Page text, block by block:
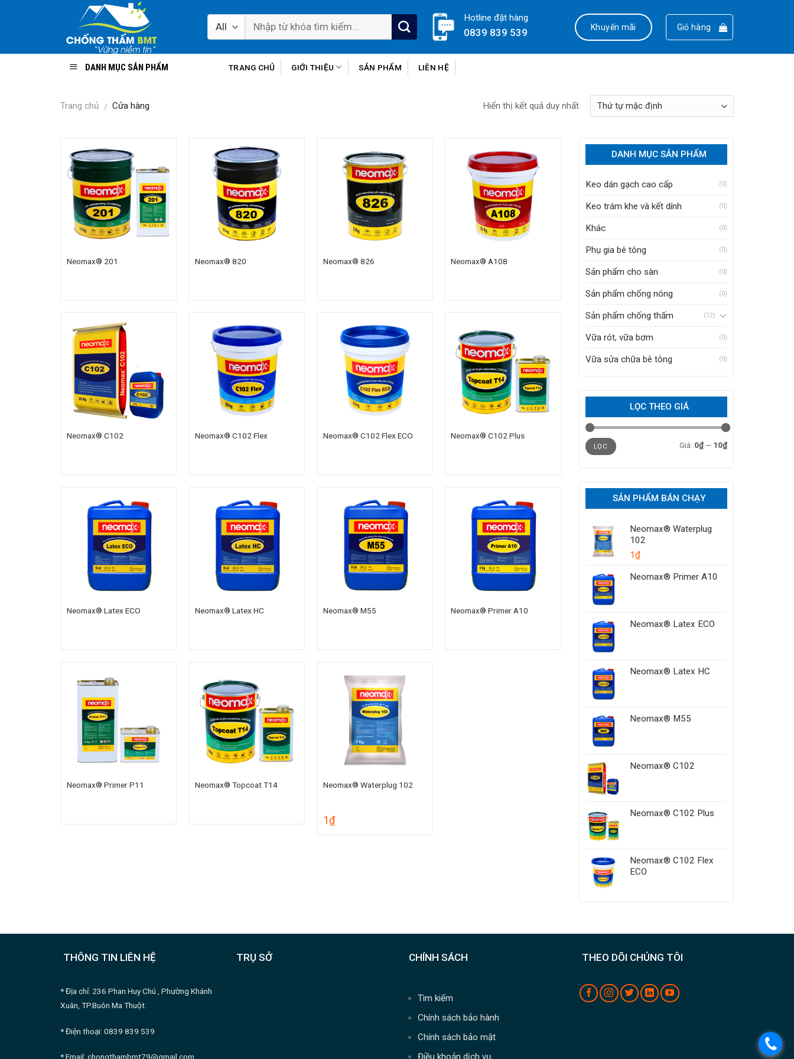
Hotline đặt hàng
0839 839 539 Khuyến mãi Giỏ hàng
DANH MỤC SẢN PHẨM TRANG CHỦ GIỚI THIỆU SẢN PHẨM LIÊN HỆ
Trang chủ / Cửa hàng Hiển thị kết quả duy nhất
Neomax® 201 Neomax® 820 Neomax® 826 Neomax® A108
Neomax® C102 Neomax® C102 Flex Neomax® C102 Flex ECO Neomax® C102 Plus
Neomax® Latex ECO Neomax® Latex HC Neomax® M55 Neomax® Primer A10
Neomax® Primer P11 Neomax® Topcoat T14 Neomax® Waterplug 102
1₫
DANH MỤC SẢN PHẨM
Keo dán gạch cao cấp (0)
Keo trám khe và kết dính (0)
Khác (0)
Phụ gia bê tông (0)
Sản phẩm cho sàn (0)
Sản phẩm chống nóng (0)
Sản phẩm chống thấm (12)
Vữa rót, vữa bơm (0)
Vữa sửa chữa bê tông (0)
LỌC THEO GIÁ
Giá
thấp
nhất
Giá
cao
nhất
LỌC Giá: 0₫— 10₫
SẢN PHẨM BÁN CHẠY
Neomax® Waterplug
102
1₫
Neomax® Primer A10
Neomax® Latex ECO
Neomax® Latex HC
Neomax® M55
Neomax® C102
Neomax® C102 Plus
Neomax® C102 Flex
ECO
THÔNG TIN LIÊN HỆ
* Địa chỉ: 236 Phan Huy Chú , Phường Khánh
Xuân, TP.Buôn Ma Thuột.
* Điện thoại: 0839 839 539
* Email: chongthambmt79@gmail.com
TRỤ SỞ CHÍNH SÁCH
Tìm kiếm
Chính sách bảo hành
Chính sách bảo mật
Điều khoản dịch vụ
THEO DÕI CHÚNG TÔI